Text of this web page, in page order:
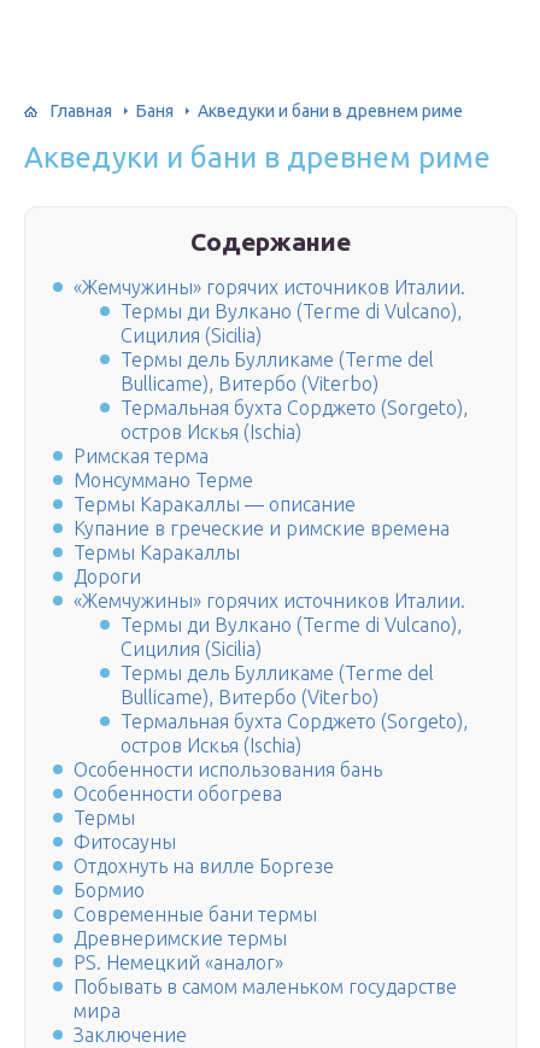
Главная Баня Акведуки и бани в древнем риме
Акведуки и бани в древнем риме
Содержание
«Жемчужины» горячих источников Италии.
Термы ди Вулкано (Terme di Vulcano),
Сицилия (Sicilia)
Термы дель Булликаме (Terme del
Bullicame), Витербо (Viterbo)
Термальная бухта Сорджето (Sorgeto),
остров Искья (Ischia)
Римская терма
Монсуммано Терме
Термы Каракаллы — описание
Купание в греческие и римские времена
Термы Каракаллы
Дороги
«Жемчужины» горячих источников Италии.
Термы ди Вулкано (Terme di Vulcano),
Сицилия (Sicilia)
Термы дель Булликаме (Terme del
Bullicame), Витербо (Viterbo)
Термальная бухта Сорджето (Sorgeto),
остров Искья (Ischia)
Особенности использования бань
Особенности обогрева
Термы
Фитосауны
Отдохнуть на вилле Боргезе
Бормио
Современные бани термы
Древнеримские термы
PS. Немецкий «аналог»
Побывать в самом маленьком государстве
мира
Заключение